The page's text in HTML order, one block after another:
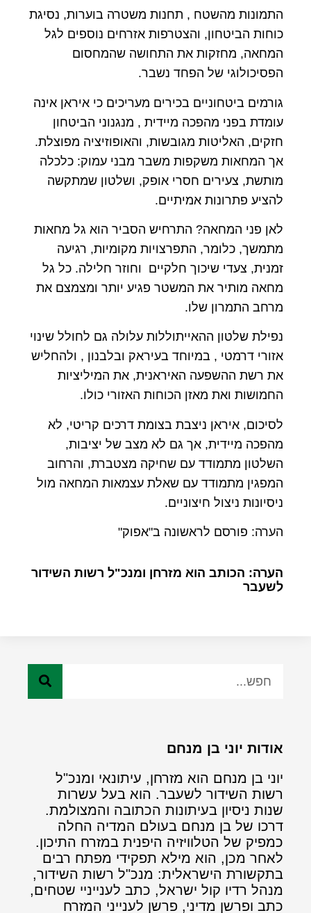
התמונות מהשטח , תחנות משטרה בוערות, נסיגת
כוחות הביטחון, והצטרפות אזרחים נוספים לגל
המחאה, מחזקות את התחושה שהמחסום
הפסיכולוגי של הפחד נשבר.
גורמים ביטחוניים בכירים מעריכים כי איראן אינה
עומדת בפני מהפכה מיידית , מנגנוני הביטחון
חזקים, האליטות מגובשות, והאופוזיציה מפוצלת.
אך המחאות משקפות משבר מבני עמוק: כלכלה
מותשת, צעירים חסרי אופק, ושלטון שמתקשה
להציע פתרונות אמיתיים.
לאן פני המחאה? התרחיש הסביר הוא גל מחאות
מתמשך, כלומר, התפרצויות מקומיות, רגיעה
זמנית, צעדי שיכוך חלקיים וחוזר חלילה. כל גל
מחאה מותיר את המשטר פגיע יותר ומצמצם את
מרחב התמרון שלו.
נפילת שלטון ההאייתוללות עלולה גם לחולל שינוי
אזורי דרמטי , במיוחד בעיראק ובלבנון , ולהחליש
את רשת ההשפעה האיראנית, את המיליציות
החמושות ואת מאזן הכוחות האזורי כולו.
לסיכום, איראן ניצבת בצומת דרכים קריטי, לא
מהפכה מיידית, אך גם לא מצב של יציבות,
השלטון מתמודד עם שחיקה מצטברת, והרחוב
המפגין מתמודד עם שאלת עצמאות המחאה מול
ניסיונות ניצול חיצוניים.
הערה: פורסם לראשונה ב"אפוק"
הערה: הכותב הוא מזרחן ומנכ"ל רשות השידור
לשעבר
אודות יוני בן מנחם
יוני בן מנחם הוא מזרחן, עיתונאי ומנכ"ל
רשות השידור לשעבר. הוא בעל עשרות
שנות ניסיון בעיתונות הכתובה והמצולמת.
דרכו של בן מנחם בעולם המדיה החלה
כמפיק של הטלוויזיה היפנית במזרח התיכון.
לאחר מכן, הוא מילא תפקידי מפתח רבים
בתקשורת הישראלית: מנכ"ל רשות השידור,
מנהל רדיו קול ישראל, כתב לענייניי שטחים,
כתב ופרשן מדיני, פרשן לענייני המזרח